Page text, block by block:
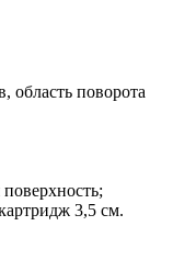
область поворота
3,5 см.